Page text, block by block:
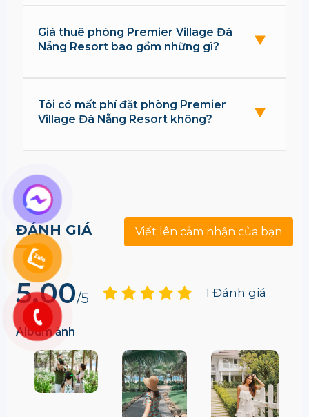
Giá thuê phòng Premier Village Đà
Nẵng Resort bao gồm những gì?
Tôi có mất phí đặt phòng Premier
Village Đà Nẵng Resort không?
Viết lên cảm nhận của bạn
ĐÁNH GIÁ
5.00/5 1 Đánh giá
Album ảnh